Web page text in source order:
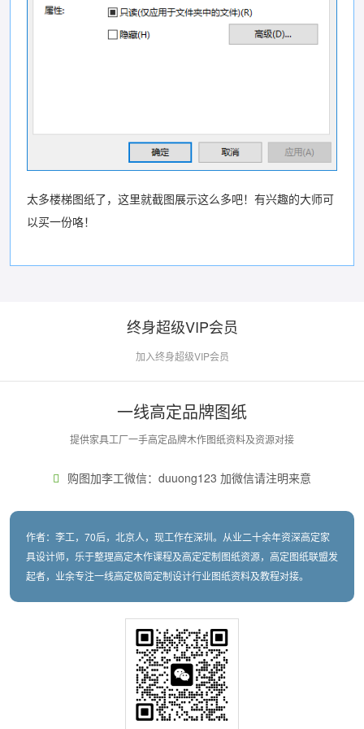
太多楼梯图纸了，这里就截图展示这么多吧！有兴趣的大师可
以买一份咯！
终身超级VIP会员
加入终身超级VIP会员
一线高定品牌图纸
提供家具工厂一手高定品牌木作图纸资料及资源对接
购图加李工微信：duuong123 加微信请注明来意
作者：李工，70后，北京人，现工作在深圳。从业二十余年资深高定家
具设计师，乐于整理高定木作课程及高定定制图纸资源，高定图纸联盟发
起者，业余专注一线高定极简定制设计行业图纸资料及教程对接。